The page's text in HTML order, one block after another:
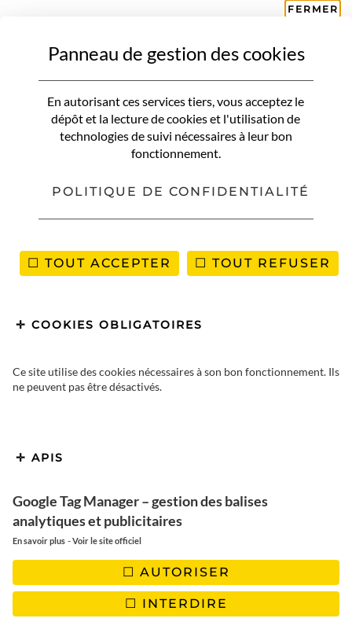
LES ILES GRENADINES
Croisière de 13 jours en
FERMER
Panneau de gestion des cookies
En autorisant ces services tiers, vous acceptez le
dépôt et la lecture de cookies et l'utilisation de
technologies de suivi nécessaires à leur bon
fonctionnement.
POLITIQUE DE CONFIDENTIALITÉ
TOUT ACCEPTER TOUT REFUSER
COOKIES OBLIGATOIRES
Ce site utilise des cookies nécessaires à son bon fonctionnement. Ils
ne peuvent pas être désactivés.
APIS
Google Tag Manager – gestion des balises
analytiques et publicitaires
En savoir plus -Voir le site officiel
AUTORISER
INTERDIRE